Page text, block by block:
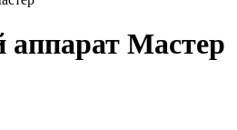
Мастер